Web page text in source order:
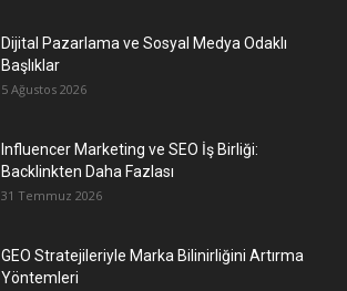
Dijital Pazarlama ve Sosyal Medya Odaklı
Başlıklar
5 Ağustos 2026
Influencer Marketing ve SEO İş Birliği:
Backlinkten Daha Fazlası
31 Temmuz 2026
GEO Stratejileriyle Marka Bilinirliğini Artırma
Yöntemleri